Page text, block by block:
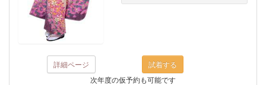
詳細ページ
次年度の仮予約も可能です